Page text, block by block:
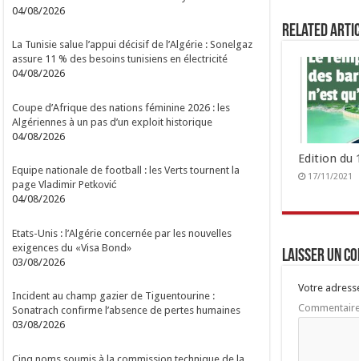
Related
Edition du
17/11/2021
Laisser un
Votre
04/08/2026
La Tunisie salue l’appui décisif de l’Algérie : Sonelgaz
assure 11 % des besoins tunisiens en électricité
04/08/2026
Coupe d’Afrique des nations féminine 2026 : les
Algériennes à un pas d’un exploit historique
04/08/2026
Equipe nationale de football : les Verts tournent la
page Vladimir Petković
04/08/2026
Etats-Unis : l’Algérie concernée par les nouvelles
exigences du «Visa Bond»
03/08/2026
Incident au champ gazier de Tiguentourine :
Sonatrach confirme l’absence de pertes humaines
03/08/2026